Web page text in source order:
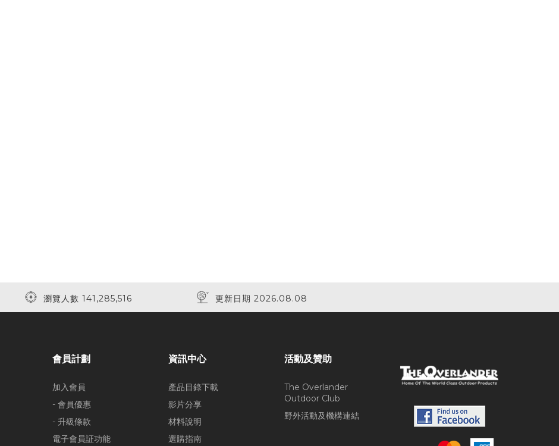
瀏覽人數 141,285,516 更新日期 2026.08.08
會員計劃
加入會員
- 會員優惠
- 升級條款
電子會員証功能
資訊中心
產品目錄下載
影片分享
材料說明
選購指南
活動及贊助
The Overlander
Outdoor Club
野外活動及機構連結